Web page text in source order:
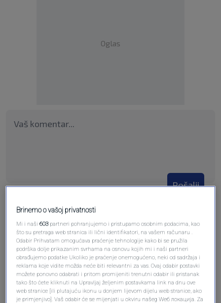
Oglas
Pošalji
Pošalji komentar
Brinemo o vašoj privatnosti
Mi i naši603 partneri pohranjujemo i pristupamo osobnim podacima, kao
što su pretraga web stranica ili lični identifikatori, na vašem računaru .
Odabir Prihvatam omogućava praćenje tehnologije kako bi se pružila
podrška dolje prikazanim svrhama na osnovu kojih mi i naši partneri
obrađujemo podatke Ukoliko je praćenje onemogućeno, neki od sadržaja i
reklama koje vidite možda neće biti relevantni za vas. Ovaj odabir postavki
možete ponovno odabrati i pritom promijeniti trenutni odabir ili pristanak
tako što ćete kliknuti na Upravljaj željenim postavkama link na dnu ove
web stranice [ili plutajuću ikonu u donjem lijevom dijelu web stranice, ako
je primjenjivo]. Vaš odabir će se mijenjati u okviru našeg Wеб локација. Za